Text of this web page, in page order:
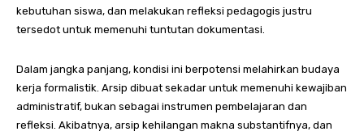
kebutuhan siswa, dan melakukan refleksi pedagogis justru
tersedot untuk memenuhi tuntutan dokumentasi.
Dalam jangka panjang, kondisi ini berpotensi melahirkan budaya
kerja formalistik. Arsip dibuat sekadar untuk memenuhi kewajiban
administratif, bukan sebagai instrumen pembelajaran dan
refleksi. Akibatnya, arsip kehilangan makna substantifnya, dan